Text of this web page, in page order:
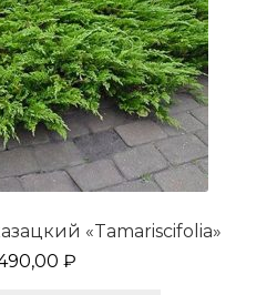
«Tamariscifolia»
₽